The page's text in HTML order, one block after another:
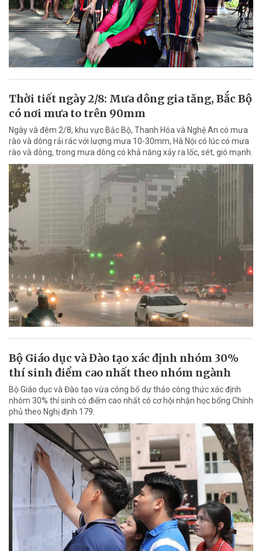
Thời tiết ngày 2/8: Mưa dông gia tăng, Bắc Bộ
có nơi mưa to trên 90mm
Ngày và đêm 2/8, khu vực Bắc Bộ, Thanh Hóa và Nghệ An có mưa
rào và dông rải rác với lượng mưa 10-30mm, Hà Nội có lúc có mưa
rào và dông, trong mưa dông có khả năng xảy ra lốc, sét, gió mạnh.
Bộ Giáo dục và Đào tạo xác định nhóm 30%
thí sinh điểm cao nhất theo nhóm ngành
Bộ Giáo dục và Đào tạo vừa công bố dự thảo công thức xác định
nhóm 30% thí sinh có điểm cao nhất có cơ hội nhận học bổng Chính
phủ theo Nghị định 179.